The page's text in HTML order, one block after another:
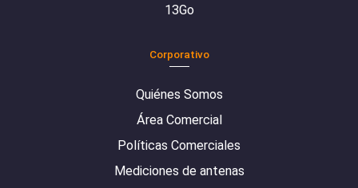
13Go
Corporativo
Quiénes Somos
Área Comercial
Políticas Comerciales
Mediciones de antenas